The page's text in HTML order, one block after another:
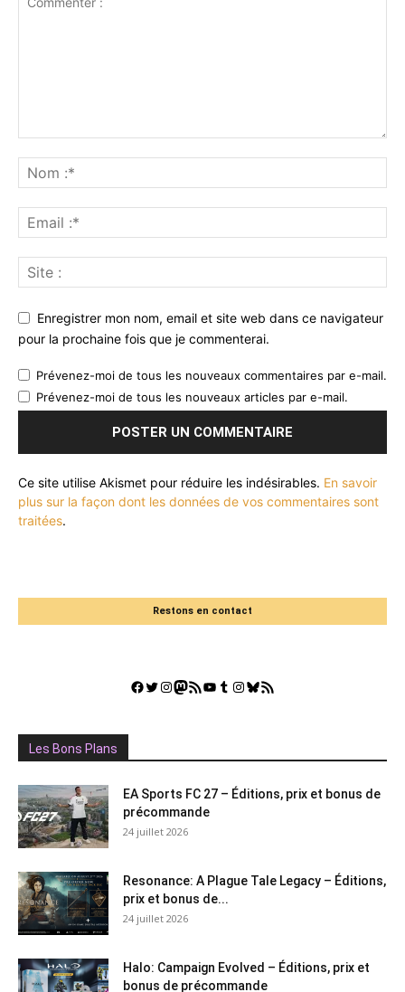
Enregistrer mon nom, email et site web dans ce navigateur
pour la prochaine fois que je commenterai.
Prévenez-moi de tous les nouveaux commentaires par e-mail.
Prévenez-moi de tous les nouveaux articles par e-mail.
Ce site utilise Akismet pour réduire les indésirables. En savoir
plus sur la façon dont les données de vos commentaires sont
traitées.
Restons en contact
Facebook
Twitter
Instagram
Mastodon
Flux RSSYouTube
Tumblr
Instagram
Bluesky
GestGame
Les Bons Plans
EA Sports FC 27 – Éditions, prix et bonus de
précommande
24 juillet 2026
Resonance: A Plague Tale Legacy – Éditions,
prix et bonus de...
24 juillet 2026
Halo: Campaign Evolved – Éditions, prix et
bonus de précommande